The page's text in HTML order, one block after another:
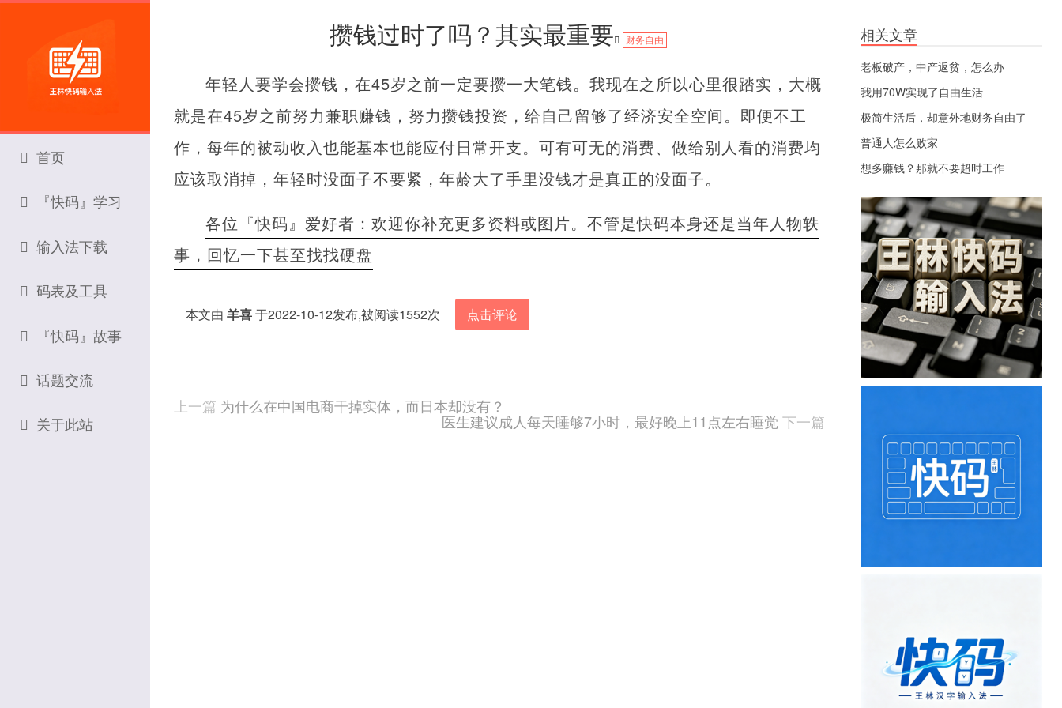
攒钱过时了吗？其实最重要 财务自由
年轻人要学会攒钱，在45岁之前一定要攒一大笔钱。我现在之所以心里很踏实，大概
就是在45岁之前努力兼职赚钱，努力攒钱投资，给自己留够了经济安全空间。即便不工
作，每年的被动收入也能基本也能应付日常开支。可有可无的消费、做给别人看的消费均
应该取消掉，年轻时没面子不要紧，年龄大了手里没钱才是真正的没面子。
各位『快码』爱好者：欢迎你补充更多资料或图片。不管是快码本身还是当年人物轶
事，回忆一下甚至找找硬盘
本文由 羊喜于2022-10-12发布,被阅读1552次 点击评论
上一篇 为什么在中国电商干掉实体，而日本却没有？
医生建议成人每天睡够7小时，最好晚上11点左右睡觉下一篇
首页
『快码』学习
输入法下载
码表及工具
『快码』故事
话题交流
关于此站
相关文章
老板破产，中产返贫，怎么办
我用70W实现了自由生活
极简生活后，却意外地财务自由了
普通人怎么败家
想多赚钱？那就不要超时工作